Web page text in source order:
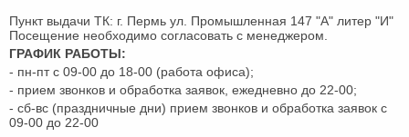
мебель
Мебель
в
гостиную
Мебель
для
прихожей
Столы
Комоды
Пункт выдачи ТК: г. Пермь ул. Промышленная 147 "А" литер "И"
Посещение необходимо согласовать с менеджером.
ГРАФИК РАБОТЫ:
- пн-пт с 09-00 до 18-00 (работа офиса);
- прием звонков и обработка заявок, ежедневно до 22-00;
- сб-вс (праздничные дни) прием звонков и обработка заявок с
09-00 до 22-00